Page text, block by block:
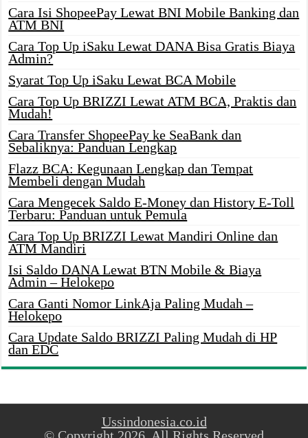
Cara Isi ShopeePay Lewat BNI Mobile Banking dan
ATM BNI
Cara Top Up iSaku Lewat DANA Bisa Gratis Biaya
Admin?
Syarat Top Up iSaku Lewat BCA Mobile
Cara Top Up BRIZZI Lewat ATM BCA, Praktis dan
Mudah!
Cara Transfer ShopeePay ke SeaBank dan
Sebaliknya: Panduan Lengkap
Flazz BCA: Kegunaan Lengkap dan Tempat
Membeli dengan Mudah
Cara Mengecek Saldo E-Money dan History E-Toll
Terbaru: Panduan untuk Pemula
Cara Top Up BRIZZI Lewat Mandiri Online dan
ATM Mandiri
Isi Saldo DANA Lewat BTN Mobile & Biaya
Admin – Helokepo
Cara Ganti Nomor LinkAja Paling Mudah –
Helokepo
Cara Update Saldo BRIZZI Paling Mudah di HP
dan EDC
Ussindonesia.co.id